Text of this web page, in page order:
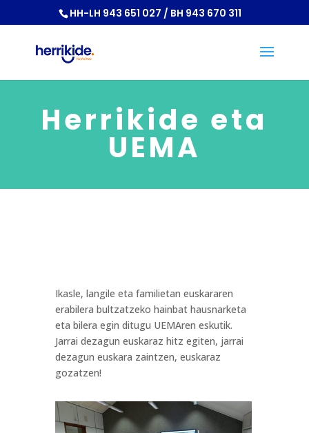
HH-LH 943 651 027 / BH 943 670 311
Herrikide eta
UEMA
Ikasle, langile eta familietan euskararen
erabilera bultzatzeko hainbat hausnarketa
eta bilera egin ditugu UEMAren eskutik.
Jarrai dezagun euskaraz hitz egiten, jarrai
dezagun euskara zaintzen, euskaraz
gozatzen!